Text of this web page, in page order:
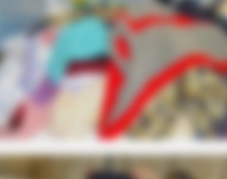
We All Suspected
HABERION
What Cops